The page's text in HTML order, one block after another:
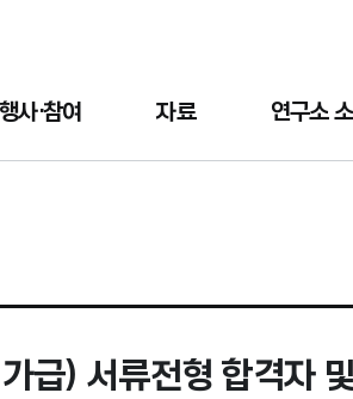
행사·참여 자료 연구소
급) 서류전형 합격자